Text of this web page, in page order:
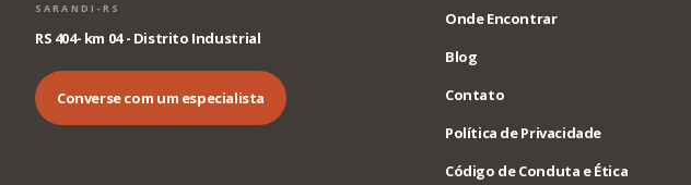
SARANDI-RS
RS 404- km 04 - Distrito Industrial
Converse com um especialista
Onde Encontrar
Blog
Contato
Política de Privacidade
Código de Conduta e Ética